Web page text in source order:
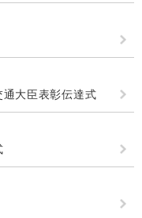
大臣表彰伝達式